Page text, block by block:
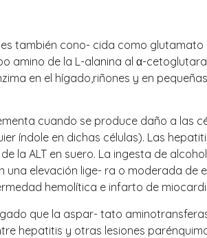
también cono- cida como glutamato
amino de la L-alanina al α-
en el hígado,riñones y en
cuando se produce daño a las
índole en dichas células). Las
la ALT en suero. La ingesta de
elevación lige- ra o moderada de
hemolítica e infarto de
que la aspar- tato
hepatitis y otras lesiones